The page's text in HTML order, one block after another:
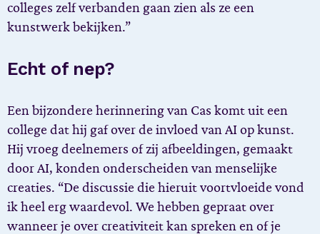
colleges zelf verbanden gaan zien als ze een
kunstwerk bekijken.”
Echt of nep?
Een bijzondere herinnering van Cas komt uit een
college dat hij gaf over de invloed van AI op kunst.
Hij vroeg deelnemers of zij afbeeldingen, gemaakt
door AI, konden onderscheiden van menselijke
creaties. “De discussie die hieruit voortvloeide vond
ik heel erg waardevol. We hebben gepraat over
wanneer je over creativiteit kan spreken en of je